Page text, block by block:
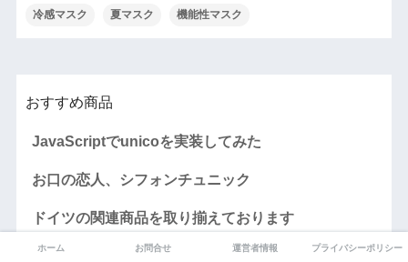
冷感マスク 夏マスク 機能性マスク
おすすめ商品
JavaScriptでunicoを実装してみた
お口の恋人、シフォンチュニック
ドイツの関連商品を取り揃えております
ダントツの最新情報セレクト!
ホーム お問合せ 運営者情報 プライバシーポリシー